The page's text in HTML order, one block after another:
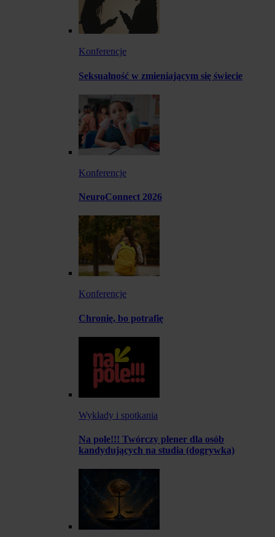
Konferencje
Seksualność w zmieniającym się świecie
Konferencje
NeuroConnect 2026
Konferencje
Chronię, bo potrafię
Wykłady i spotkania
Na pole!!! Twórczy plener dla osób
kandydujących na studia (dogrywka)